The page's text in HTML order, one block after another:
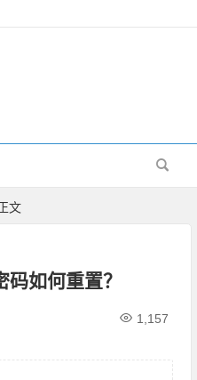
文
如何重置？
1,157